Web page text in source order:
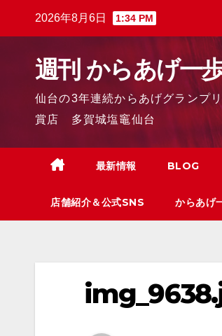
2026年8月6日 1:34 PM
週刊 からあげ一
仙台の3年連続からあげグランプ
賞店 多賀城塩竈仙台
最新情報 BLOG
店舗紹介＆公式SNS からあげ